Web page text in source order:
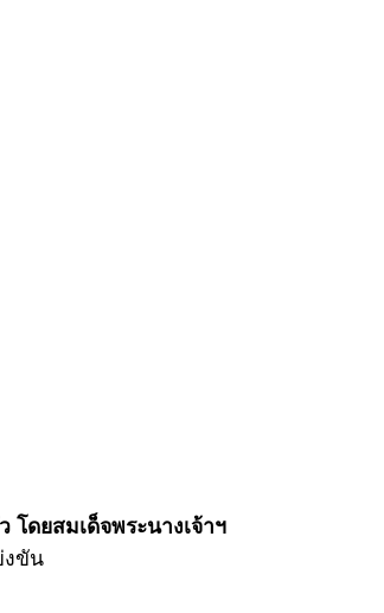
โดยสมเด็จพระนางเจ้าฯ
งขัน